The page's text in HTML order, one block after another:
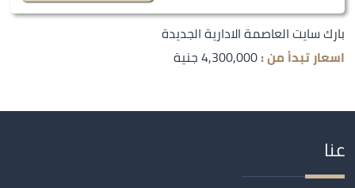
بارك سايت العاصمة الادارية الجديدة
اسعار تبدأ من :4,300,000 جنية
عنا